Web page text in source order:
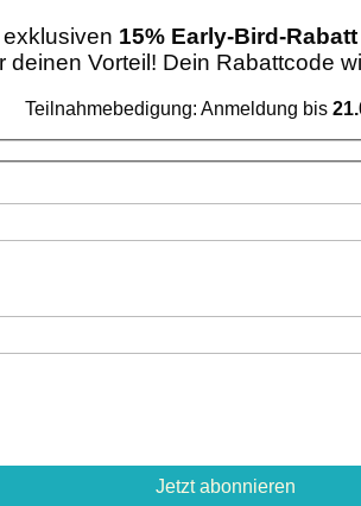
15% Early-Bird-Rabatt
Vorteil! Dein Rabattcode
Teilnahmebedigung: Anmeldung bis